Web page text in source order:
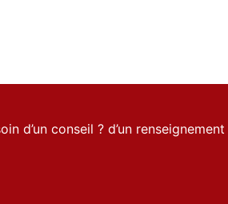
d’un conseil ? d’un